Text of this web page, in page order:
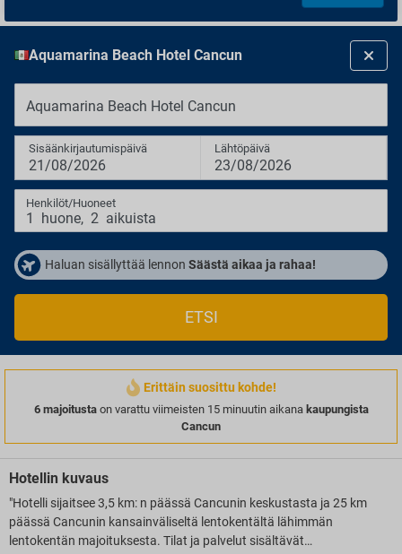
Aquamarina Beach Hotel Cancun
Aquamarina Beach Hotel Cancun
Sisäänkirjautumispäivä
21/08/2026
Lähtöpäivä
23/08/2026
Henkilöt/Huoneet
1 huone, 2 aikuista
Haluan sisällyttää lennon Säästä aikaa ja rahaa!
ETSI
Erittäin suosittu kohde!
6 majoitustaon varattu viimeisten 15 minuutin aikanakaupungista
Cancun
Hotellin kuvaus
"Hotelli sijaitsee 3,5 km: n päässä Cancunin keskustasta ja 25 km
päässä Cancunin kansainväliseltä lentokentältä lähimmän
lentokentän majoituksesta. Tilat ja palvelut sisältävät